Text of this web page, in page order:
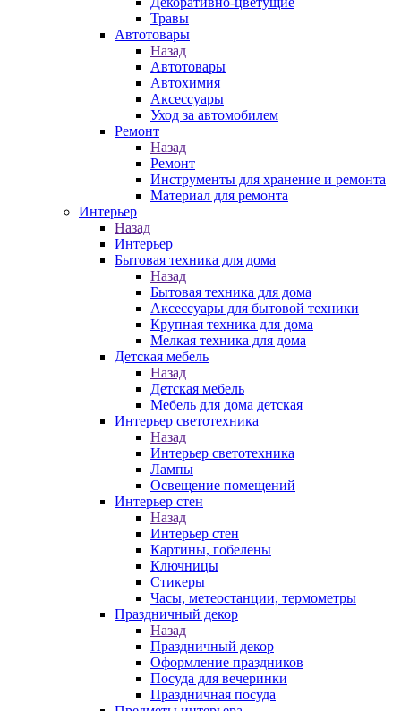
Травы
Автотовары
Назад
Автотовары
Автохимия
Аксессуары
Уход за автомобилем
Ремонт
Назад
Ремонт
Инструменты для хранение и ремонта
Материал для ремонта
Интерьер
Назад
Интерьер
Бытовая техника для дома
Назад
Бытовая техника для дома
Аксессуары для бытовой техники
Крупная техника для дома
Мелкая техника для дома
Детская мебель
Назад
Детская мебель
Мебель для дома детская
Интерьер светотехника
Назад
Интерьер светотехника
Лампы
Освещение помещений
Интерьер стен
Назад
Интерьер стен
Картины, гобелены
Ключницы
Стикеры
Часы, метеостанции, термометры
Праздничный декор
Назад
Праздничный декор
Оформление праздников
Посуда для вечеринки
Праздничная посуда